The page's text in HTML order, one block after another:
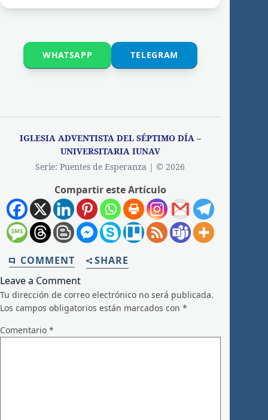
WHATSAPP TELEGRAM
IGLESIA ADVENTISTA DEL SÉPTIMO DÍA –
UNIVERSITARIA IUNAV
Serie: Puentes de Esperanza | © 2026
Compartir este Artículo
COMMENT
SHARE
Leave a Comment
Tu dirección de correo electrónico no será publicada.
Los campos obligatorios están marcados con *
Comentario *